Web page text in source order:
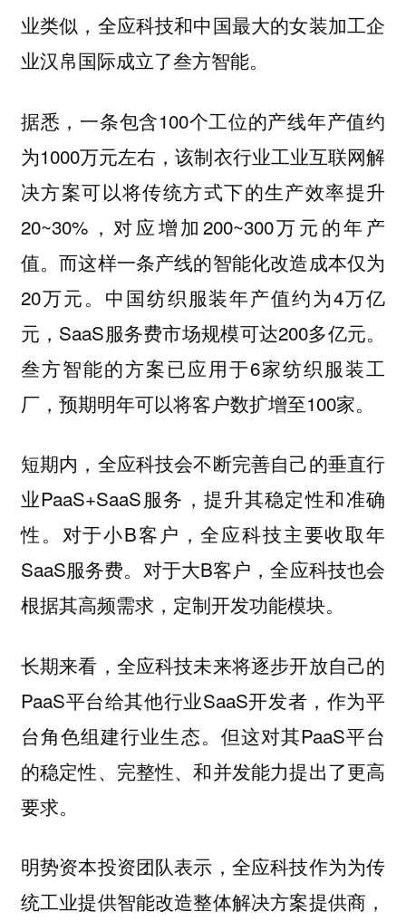
业类似，全应科技和中国最大的女装加工企
业汉帛国际成立了叁方智能。
据悉，一条包含100个工位的产线年产值约
为1000万元左右，该制衣行业工业互联网解
决方案可以将传统方式下的生产效率提升
20~30%，对应增加200~300万元的年产
值。而这样一条产线的智能化改造成本仅为
20万元。中国纺织服装年产值约为4万亿
元，SaaS服务费市场规模可达200多亿元。
叁方智能的方案已应用于6家纺织服装工
厂，预期明年可以将客户数扩增至100家。
短期内，全应科技会不断完善自己的垂直行
业PaaS+SaaS服务，提升其稳定性和准确
性。对于小B客户，全应科技主要收取年
SaaS服务费。对于大B客户，全应科技也会
根据其高频需求，定制开发功能模块。
长期来看，全应科技未来将逐步开放自己的
PaaS平台给其他行业SaaS开发者，作为平
台角色组建行业生态。但这对其PaaS平台
的稳定性、完整性、和并发能力提出了更高
要求。
明势资本投资团队表示，全应科技作为为传
统工业提供智能改造整体解决方案提供商，